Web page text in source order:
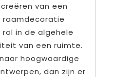
van een
raamdecoratie
in de algehele
van een ruimte.
hoogwaardige
dan zijn er